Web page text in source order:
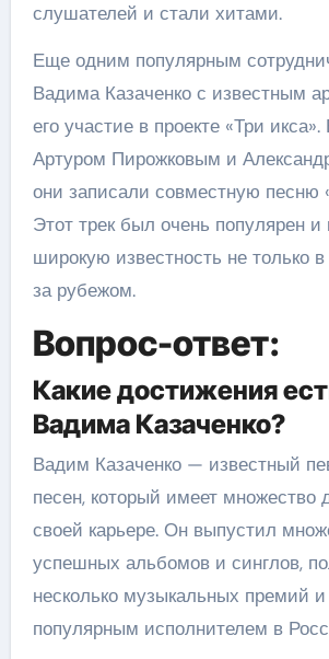
слушателей и стали хитами.
Еще одним популярным
Вадима Казаченко с известным
его участие в проекте «Три
Артуром Пирожковым и
они записали совместную песню
Этот трек был очень популярен и
широкую известность не только
за рубежом.
Вопрос-ответ:
Какие достижения
Вадима Казаченко?
Вадим Казаченко — известный
песен, который имеет множество
своей карьере. Он выпустил
успешных альбомов и синглов,
несколько музыкальных премий и
популярным исполнителем в